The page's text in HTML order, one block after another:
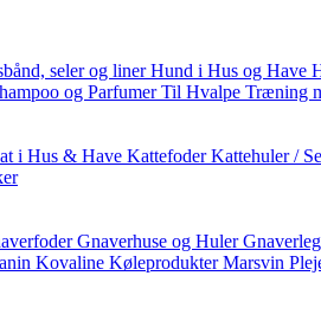
seler og liner Hund i Hus og Have
og Parfumer Til Hvalpe Træning
i Hus & Have Kattefoder Kattehuler /
Gnaverhuse og Huler
Kovaline Køleprodukter Marsvin